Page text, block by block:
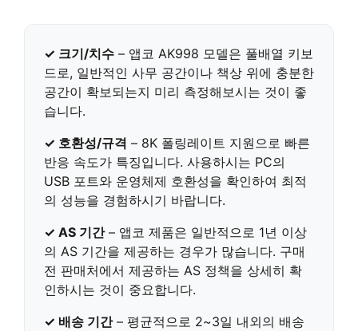
✓ 크기/치수 – 앱코 AK998 모델은 풀배열 키보
드로, 일반적인 사무 공간이나 책상 위에 충분한
공간이 확보되는지 미리 측정해보시는 것이 좋
습니다.
✓ 호환성/규격 – 8K 폴링레이트 지원으로 빠른
반응 속도가 특징입니다. 사용하시는 PC의
USB 포트와 운영체제 호환성을 확인하여 최적
의 성능을 경험하시기 바랍니다.
✓ AS 기간– 앱코 제품은 일반적으로 1년 이상
의 AS 기간을 제공하는 경우가 많습니다. 구매
전 판매처에서 제공하는 AS 정책을 상세히 확
인하시는 것이 중요합니다.
✓ 배송 기간– 평균적으로 2~3일 내외의 배송